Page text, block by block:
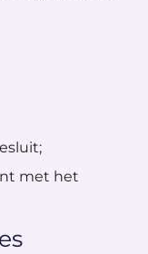
met het